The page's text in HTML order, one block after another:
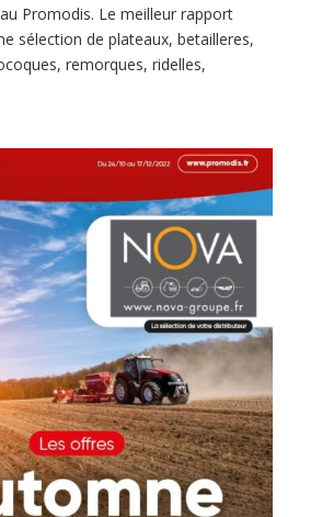
Promodis. Le meilleur rapport
sélection de plateaux, betailleres,
remorques, ridelles,